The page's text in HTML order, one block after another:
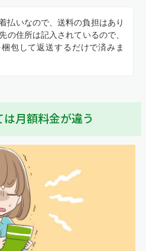
払いなので、送料の負担はあり
の住所は記入されているので、
包して返送するだけで済みま
月額料金が違う